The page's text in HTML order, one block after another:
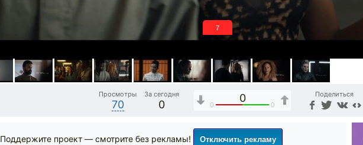
6
Просмотры
70
За сегодня
0
0
0 0
Поделиться
Поддержите проект — смотрите без рекламы! Отключить рекламу